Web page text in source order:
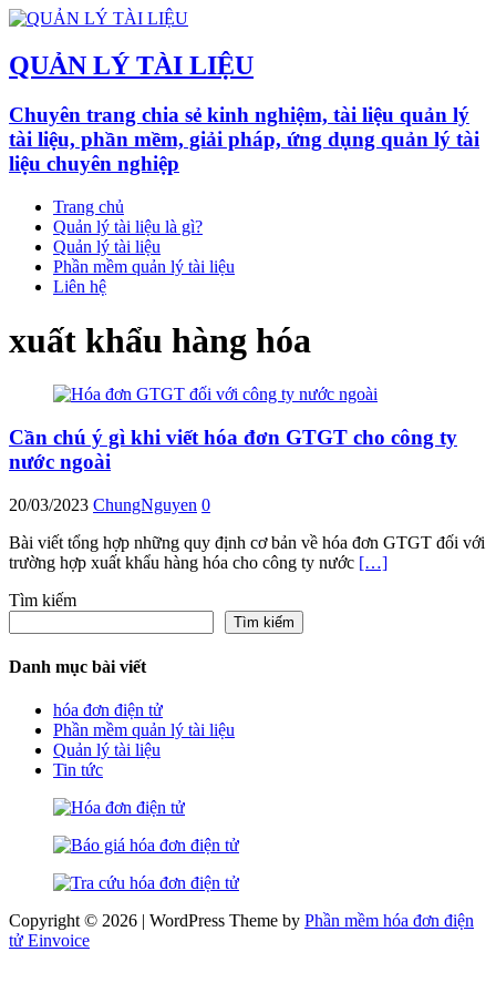
QUẢN LÝ TÀI LIỆU
Chuyên trang chia sẻ kinh nghiệm, tài liệu quản lý
tài liệu, phần mềm, giải pháp, ứng dụng quản lý tài
liệu chuyên nghiệp
Trang chủ
Quản lý tài liệu là gì?
Quản lý tài liệu
Phần mềm quản lý tài liệu
Liên hệ
xuất khẩu hàng hóa
Cần chú ý gì khi viết hóa đơn GTGT cho công ty
nước ngoài
20/03/2023 ChungNguyen 0
Bài viết tổng hợp những quy định cơ bản về hóa đơn GTGT đối với
trường hợp xuất khẩu hàng hóa cho công ty nước […]
Tìm kiếm
Tìm kiếm
Danh mục bài viết
hóa đơn điện tử
Phần mềm quản lý tài liệu
Quản lý tài liệu
Tin tức
Copyright © 2026 | WordPress Theme by Phần mềm hóa đơn điện
tử Einvoice